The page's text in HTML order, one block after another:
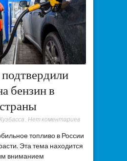
бензин в
, Нет коментариев
топливо в России
Эта тема находится
вниманием